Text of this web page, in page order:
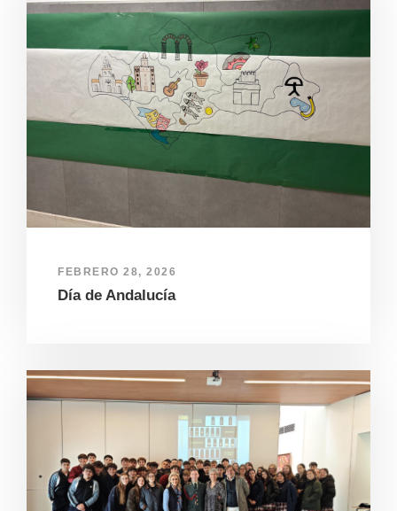
FEBRERO 28, 2026
Día de Andalucía